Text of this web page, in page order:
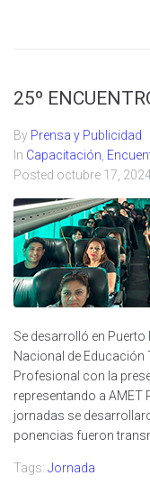
25º
By Prensa y Publicidad
In Capacitación
Posted octubre 17,
Se desarrolló en Puerto
Nacional de
Profesional con la
representando a AMET
jornadas se
ponencias fueron
Tags: Jornada